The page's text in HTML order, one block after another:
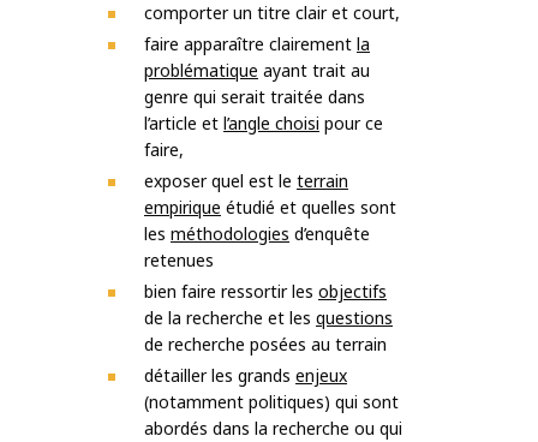
comporter un titre clair et court,
faire apparaître clairement la
problématique ayant trait au
genre qui serait traitée dans
l’article et l’angle choisi pour ce
faire,
exposer quel est le terrain
empirique étudié et quelles sont
les méthodologies d’enquête
retenues
bien faire ressortir les objectifs
de la recherche et les questions
de recherche posées au terrain
détailler les grands enjeux
(notamment politiques) qui sont
abordés dans la recherche ou qui